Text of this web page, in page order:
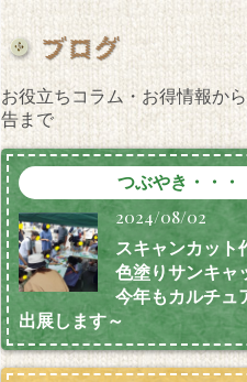
お役立ちコラム・お得情報か
告まで
つぶやき・・・
2024/08/02
スキャンカット
色塗りサンキャ
今年もカルチュ
出展します～